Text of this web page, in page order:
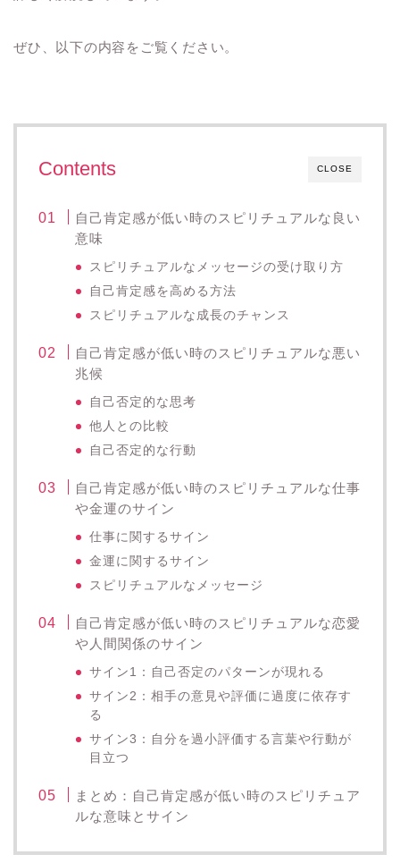
ぜひ、以下の内容をご覧ください。
CLOSE
Contents
自己肯定感が低い時のスピリチュアルな良い
意味
スピリチュアルなメッセージの受け取り方
自己肯定感を高める方法
スピリチュアルな成長のチャンス
自己肯定感が低い時のスピリチュアルな悪い
兆候
自己否定的な思考
他人との比較
自己否定的な行動
自己肯定感が低い時のスピリチュアルな仕事
や金運のサイン
仕事に関するサイン
金運に関するサイン
スピリチュアルなメッセージ
自己肯定感が低い時のスピリチュアルな恋愛
や人間関係のサイン
サイン1：自己否定のパターンが現れる
サイン2：相手の意見や評価に過度に依存す
る
サイン3：自分を過小評価する言葉や行動が
目立つ
まとめ：自己肯定感が低い時のスピリチュア
ルな意味とサイン